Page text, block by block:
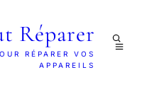
Réparer
RÉPARER VOS
APPAREILS